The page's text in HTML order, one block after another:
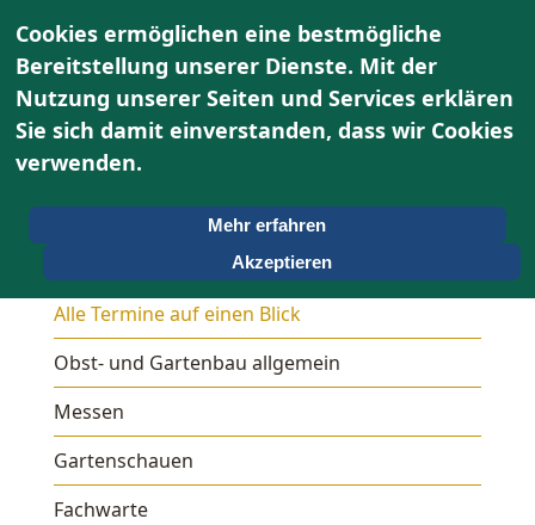
Alle Termine auf einen Blick
Obst- und Gartenbau allgemein
Messen
Gartenschauen
Fachwarte
Cookies ermöglichen eine bestmögliche
Bereitstellung unserer Dienste. Mit der
Nutzung unserer Seiten und Services erklären
Sie sich damit einverstanden, dass wir Cookies
verwenden.
Mehr erfahren
Akzeptieren